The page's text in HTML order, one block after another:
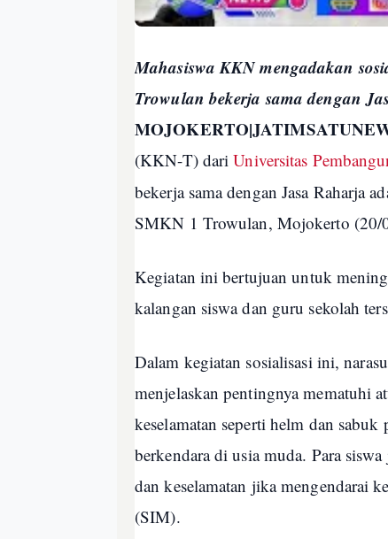
Mahasiswa KKN mengadakan
Trowulan bekerja sama dengan
(KKN-T) dariUniversitas
bekerja sama dengan Jasa Raharja
SMKN 1 Trowulan, Mojokerto (20/
Kegiatan ini bertujuan untuk
kalangan siswa dan guru sekolah
Dalam kegiatan sosialisasi ini,
menjelaskan pentingnya mematuhi
keselamatan seperti helm dan
berkendara di usia muda. Para
dan keselamatan jika mengendarai
(SIM).